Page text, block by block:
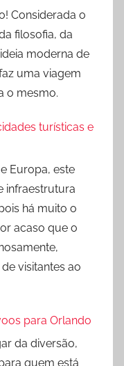
Considerada o
filosofia, da
moderna de
uma viagem
o mesmo.
turísticas e
Europa, este
infraestrutura
há muito o
acaso que o
visitantes ao
para Orlando
da diversão,
quem está